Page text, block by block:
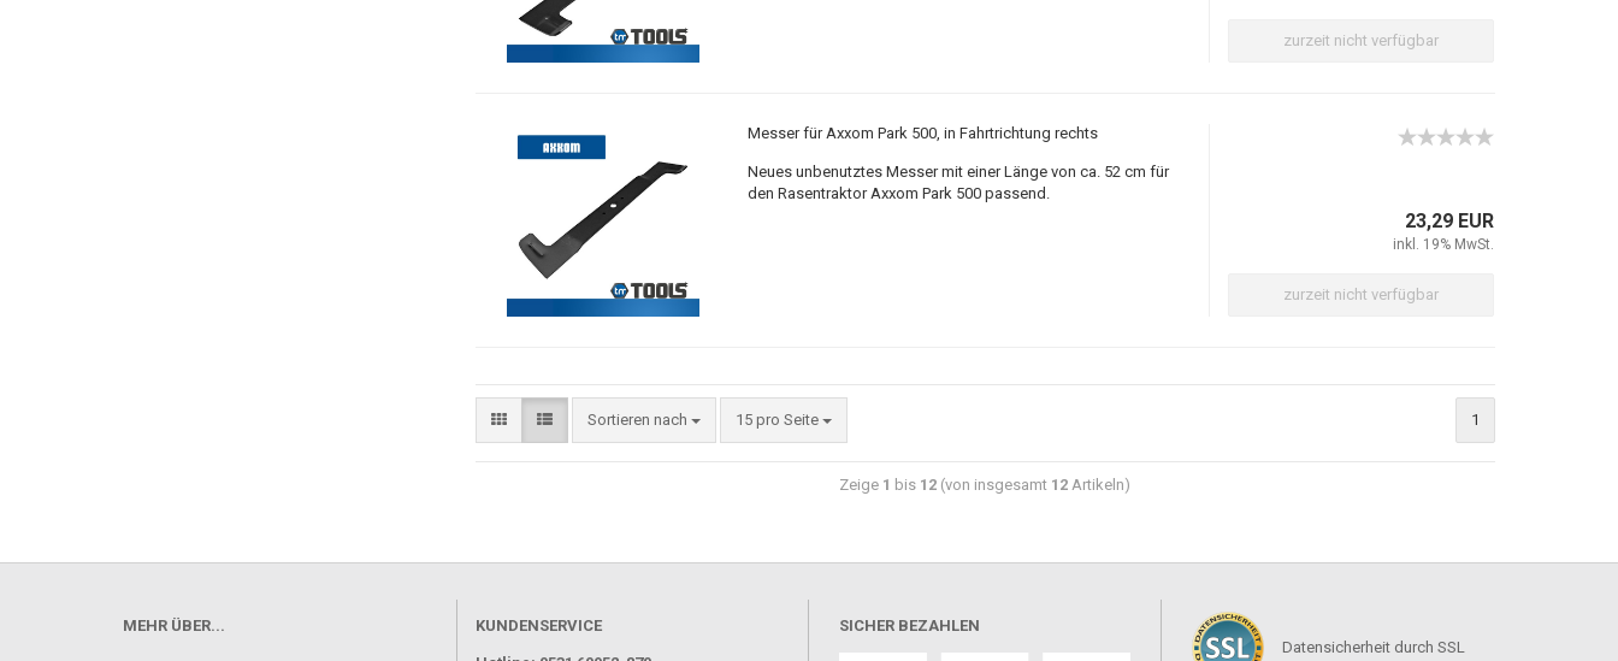
zurzeit nicht verfügbar
Messer für Axxom Park 500, in Fahrtrichtung rechts
Neues unbenutztes Messer mit einer Länge von ca. 52 cm für
den Rasentraktor Axxom Park 500 passend.
23,29 EUR
inkl. 19% MwSt.
zurzeit nicht verfügbar
Sortieren nach 15 pro Seite 1
Zeige 1 bis 12 (von insgesamt 12 Artikeln)
MEHR ÜBER... KUNDENSERVICE
SICHER BEZAHLEN
Datensicherheit durch SSL